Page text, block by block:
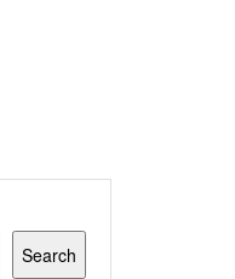
Search